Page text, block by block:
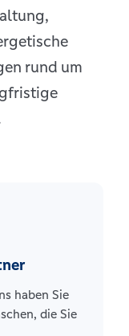
rund um
haben Sie
die Sie